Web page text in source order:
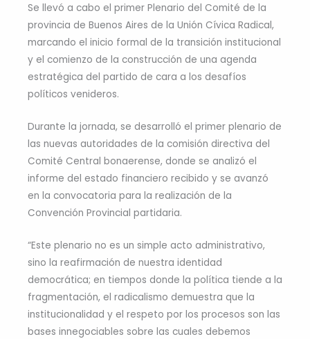
Se llevó a cabo el primer Plenario del Comité de la
provincia de Buenos Aires de la Unión Cívica Radical,
marcando el inicio formal de la transición institucional
y el comienzo de la construcción de una agenda
estratégica del partido de cara a los desafíos
políticos venideros.
Durante la jornada, se desarrolló el primer plenario de
las nuevas autoridades de la comisión directiva del
Comité Central bonaerense, donde se analizó el
informe del estado financiero recibido y se avanzó
en la convocatoria para la realización de la
Convención Provincial partidaria.
“Este plenario no es un simple acto administrativo,
sino la reafirmación de nuestra identidad
democrática; en tiempos donde la política tiende a la
fragmentación, el radicalismo demuestra que la
institucionalidad y el respeto por los procesos son las
bases innegociables sobre las cuales debemos